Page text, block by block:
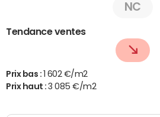
NC
Tendance ventes
Prix bas : 1 602 €/m2
Prix haut :3 085 €/m2